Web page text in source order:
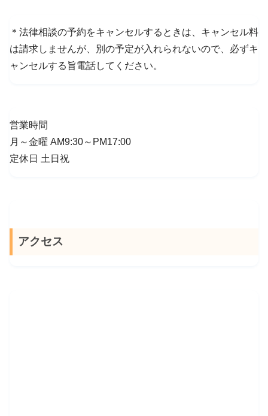
＊法律相談の予約をキャンセルするときは、キャンセル料
は請求しませんが、別の予定が入れられないので、必ずキ
ャンセルする旨電話してください。
営業時間
月～金曜 AM9:30～PM17:00
定休日 土日祝
アクセス